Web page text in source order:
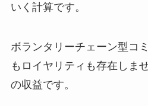
いく計算です。
ボランタリーチェーン型コ
もロイヤリティも存在しま
の収益です。